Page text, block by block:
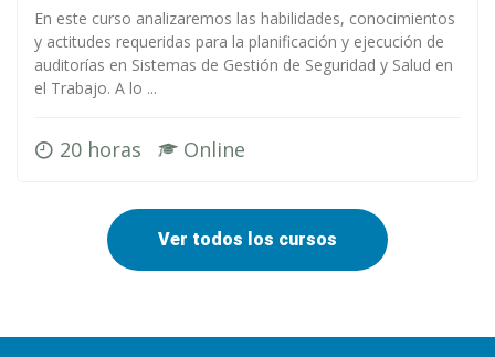
En este curso analizaremos las habilidades, conocimientos
y actitudes requeridas para la planificación y ejecución de
auditorías en Sistemas de Gestión de Seguridad y Salud en
el Trabajo. A lo ...
20 horas Online
Ver todos los cursos